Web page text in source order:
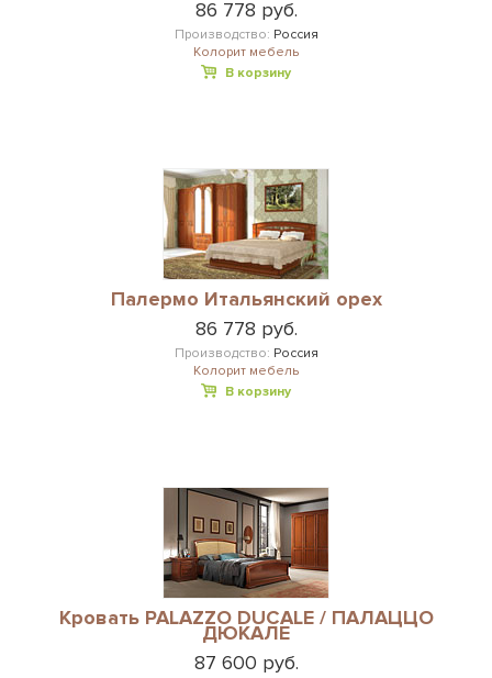
86 778 руб.
Производство: Россия
Колорит мебель
В корзину
Палермо Итальянский орех
86 778 руб.
Производство: Россия
Колорит мебель
В корзину
Кровать PALAZZO DUCALE / ПАЛАЦЦО
ДЮКАЛЕ
87 600 руб.